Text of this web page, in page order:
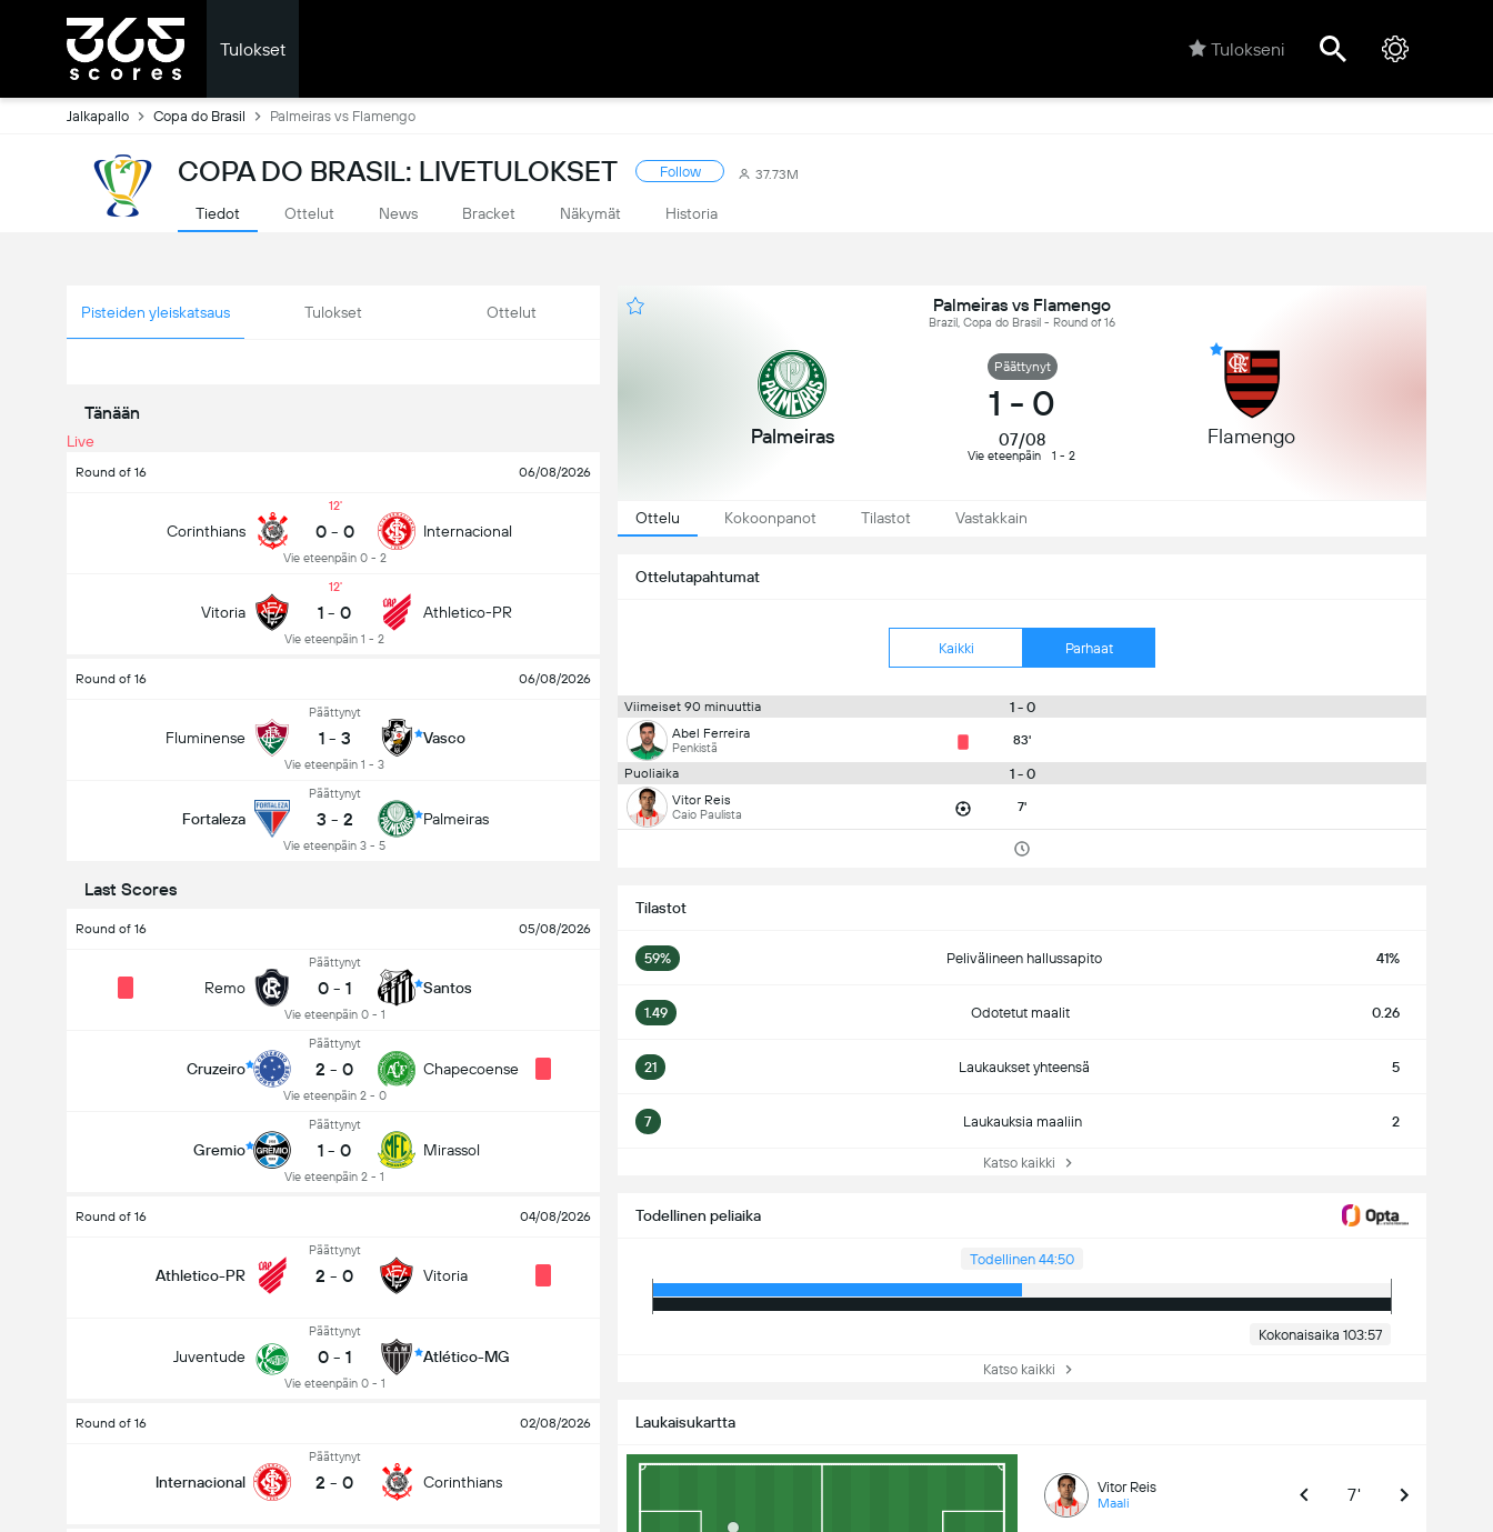
Tulokset Tulokseni
Jalkapallo Copa do Brasil Palmeiras vs Flamengo
COPA DO BRASIL: LIVETULOKSET Follow 37.73M
Tiedot Ottelut News Bracket Näkymät Historia
Pisteiden yleiskatsaus Tulokset Ottelut
Tänään
Live
Round of 16 06/08/2026
Corinthians
12
0 - 0
Vie eteenpäin 0 - 2
Internacional
Vitoria
12
1 - 0
Vie eteenpäin 1 - 2
Athletico-PR
Round of 16 06/08/2026
Fluminense
Päättynyt
1 - 3
Vie eteenpäin 1 - 3
Vasco
Fortaleza
Päättynyt
3 - 2
Vie eteenpäin 3 - 5
Palmeiras
Last Scores
Round of 16 05/08/2026
Remo
Päättynyt
0 - 1
Vie eteenpäin 0 - 1
Santos
Cruzeiro
Päättynyt
2 - 0
Vie eteenpäin 2 - 0
Chapecoense
Gremio
Päättynyt
1 - 0
Vie eteenpäin 2 - 1
Mirassol
Round of 16 04/08/2026
Athletico-PR
Päättynyt
2 - 0 Vitoria
Juventude
Päättynyt
0 - 1
Vie eteenpäin 0 - 1
Atlético-MG
Round of 16 02/08/2026
Internacional
Päättynyt
2 - 0 Corinthians
Palmeiras vs Flamengo
Brazil, Copa do Brasil - Round of 16
Palmeiras
Päättynyt
1 - 0
07/08
Vie eteenpäin 1 - 2
Flamengo
Ottelu Kokoonpanot Tilastot Vastakkain
Ottelutapahtumat
Kaikki Parhaat
Viimeiset 90 minuuttia 1 - 0
Abel Ferreira
Penkistä 83'
Puoliaika 1 - 0
Vitor Reis
Caio Paulista 7'
Tilastot
59% Pelivälineen hallussapito 41%
1.49 Odotetut maalit 0.26
21 Laukaukset yhteensä 5
7 Laukauksia maaliin 2
Katso kaikki
Todellinen peliaika
Todellinen 44:50
Kokonaisaika 103:57
Katso kaikki
Laukaisukartta
Vitor Reis
Maali 7'